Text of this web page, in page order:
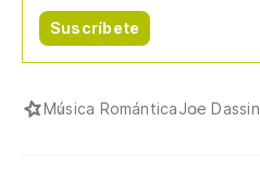
Suscríbete
Música RománticaJoe Dassin